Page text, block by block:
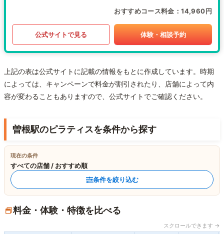
おすすめコース料金 14,960円
公式サイトで見る 体験・相談予約
上記の表は公式サイトに記載の情報をもとに作成しています。時期
によっては、キャンペーンで料金が割引されたり、店舗によって内
容が変わることもありますので、公式サイトでご確認ください。
曽根駅のピラティスを条件から探す
現在の条件
すべての店舗 / おすすめ順
条件を絞り込む
料金・体験・特徴を比べる
スクロールできます →